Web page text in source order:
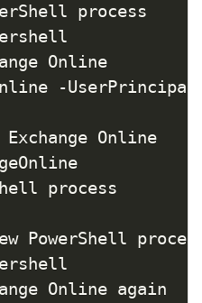
process
Online
-
Online
process
PowerShell
Online again